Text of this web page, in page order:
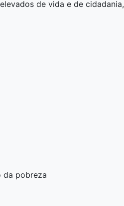
de vida e de cidadania,
da pobreza